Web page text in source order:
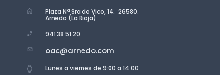
Plaza Nª Sra de Vico, 14. 26580.
Arnedo (La Rioja)
941 38 51 20
oac@arnedo.com
Lunes a viernes de 9:00 a 14:00